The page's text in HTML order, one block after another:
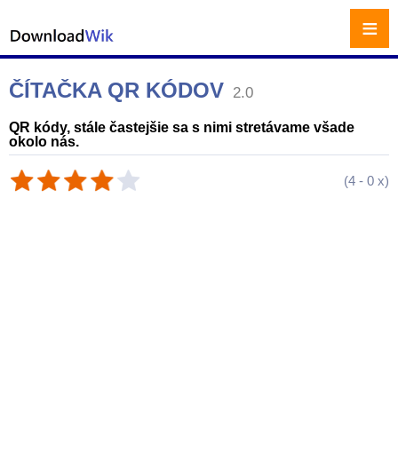
ČÍTAČKA QR KÓDOV 2.0
QR kódy, stále častejšie sa s nimi stretávame všade
okolo nás.
(4 - 0 x)
≡